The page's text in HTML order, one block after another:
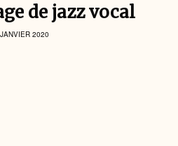
de jazz vocal
2020